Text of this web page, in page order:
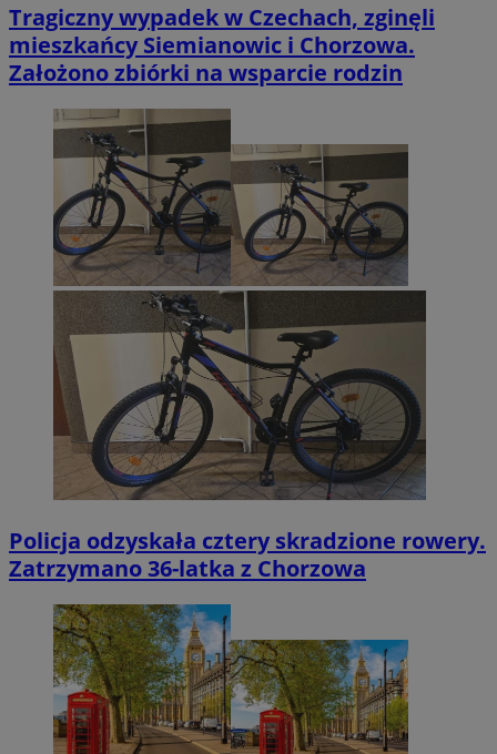
Tragiczny wypadek w Czechach, zginęli
mieszkańcy Siemianowic i Chorzowa.
Założono zbiórki na wsparcie rodzin
Policja odzyskała cztery skradzione rowery.
Zatrzymano 36-latka z Chorzowa